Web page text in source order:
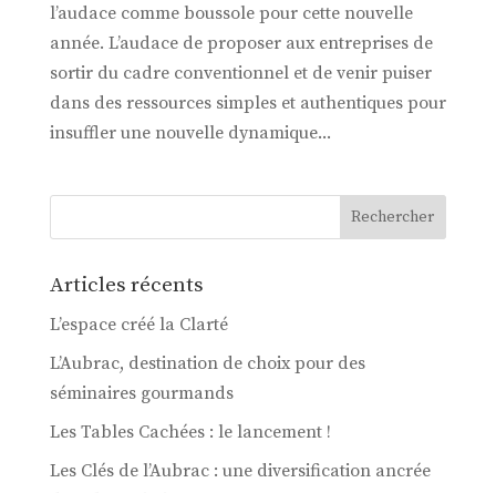
l’audace comme boussole pour cette nouvelle
année. L’audace de proposer aux entreprises de
sortir du cadre conventionnel et de venir puiser
dans des ressources simples et authentiques pour
insuffler une nouvelle dynamique...
Articles récents
L’espace créé la Clarté
L’Aubrac, destination de choix pour des
séminaires gourmands
Les Tables Cachées : le lancement !
Les Clés de l’Aubrac : une diversification ancrée